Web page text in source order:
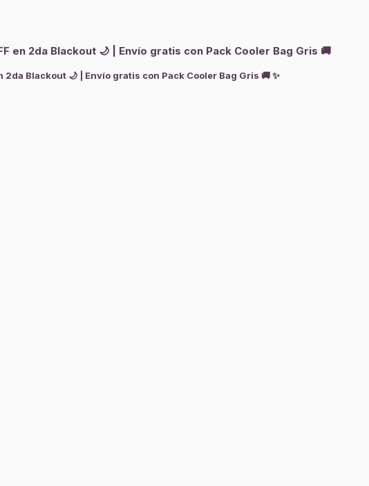
en 2da Blackout 🌙 | Envío gratis con Pack Cooler Bag Gris 🚚
Blackout 🌙 | Envío gratis con Pack Cooler Bag Gris 🚚 ✨